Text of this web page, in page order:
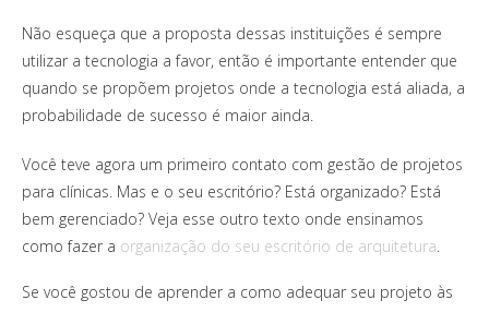
Não esqueça que a proposta dessas instituições é sempre
utilizar a tecnologia a favor, então é importante entender que
quando se propõem projetos onde a tecnologia está aliada, a
probabilidade de sucesso é maior ainda.
Você teve agora um primeiro contato com gestão de projetos
para clínicas. Mas e o seu escritório? Está organizado? Está
bem gerenciado? Veja esse outro texto onde ensinamos
como fazer a organização do seu escritório de arquitetura.
Se você gostou de aprender a como adequar seu projeto às